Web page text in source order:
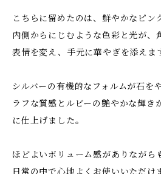
こちらに留めたのは、鮮やかなピン
内側からにじむような色彩と光が、
表情を変え、手元に華やぎを添えま
シルバーの有機的なフォルムが石を
ラフな質感とルビーの艶やかな輝き
に仕上げました。
ほどよいボリューム感がありながら
日常の中で心地よくお使いいただけ